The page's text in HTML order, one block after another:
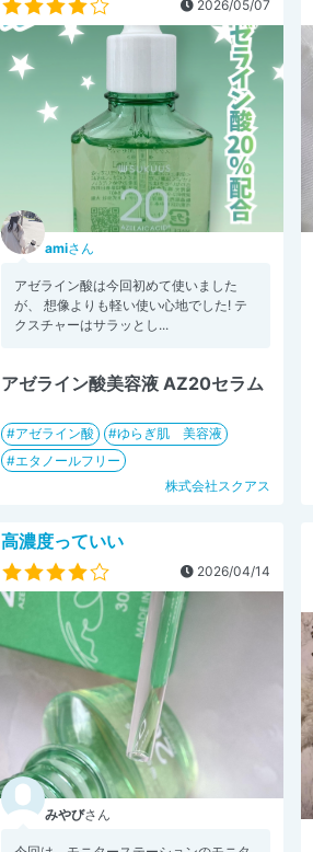
2026/05/07
amiさん
アゼライン酸は今回初めて使いました
が、 想像よりも軽い使い心地でした! テ
クスチャーはサラッとし...
アゼライン酸美容液 AZ20セラム
アゼライン酸
ゆらぎ肌 美容液
エタノールフリー
株式会社スクアス
高濃度っていい
2026/04/14
みやびさん